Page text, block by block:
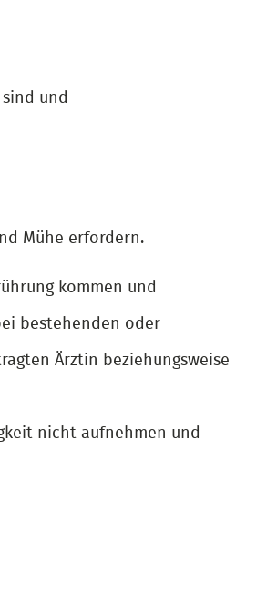
und
Mühe erfordern.
kommen und
bestehenden oder
Ärztin beziehungsweise
nicht aufnehmen und